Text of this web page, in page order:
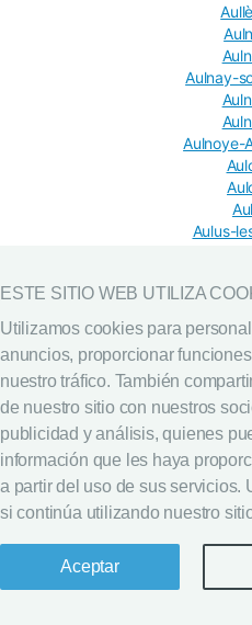
Aulnay-
Aulnoye-
Aulus-
Aunay-
ESTE SITIO WEB UTILIZA
Utilizamos cookies para
anuncios, proporcionar
nuestro tráfico. También
de nuestro sitio con nuestros
publicidad y análisis, quienes
información que les haya
a partir del uso de sus servicios.
si continúa utilizando nuestro
Aceptar